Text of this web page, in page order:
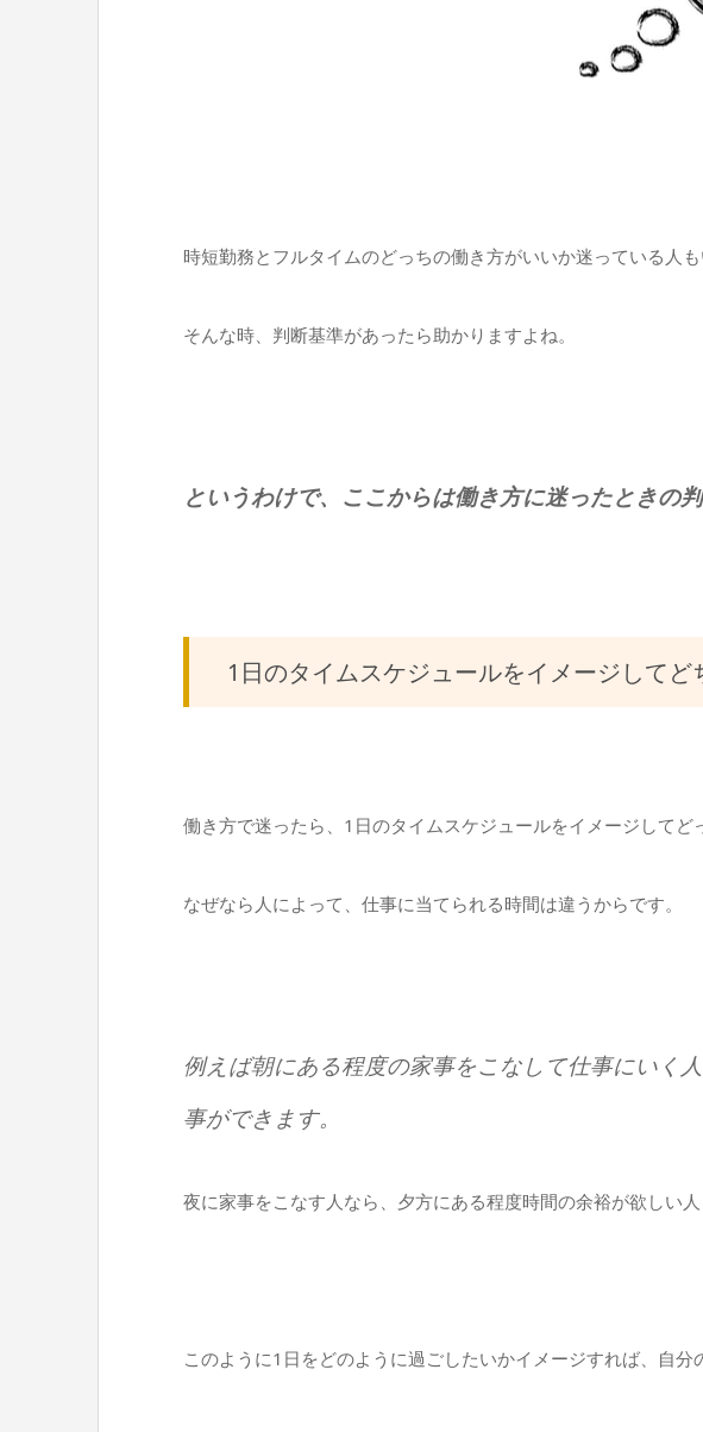
時短勤務とフルタイムのどっちの働き方がいいか迷っている人も
そんな時、判断基準があったら助かりますよね。
というわけで、ここからは働き方に迷ったときの
1日のタイムスケジュールをイメージしてど
働き方で迷ったら、1日のタイムスケジュールをイメージしてど
なぜなら人によって、仕事に当てられる時間は違うからです。
例えば朝にある程度の家事をこなして仕事にいく
事ができます。
夜に家事をこなす人なら、夕方にある程度時間の余裕が欲しい人
このように1日をどのように過ごしたいかイメージすれば、自分